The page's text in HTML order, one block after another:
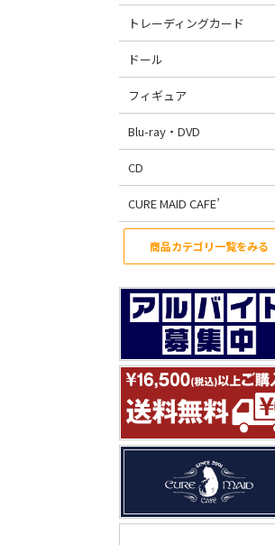
トレーディングカード
ドール
フィギュア
Blu-ray・DVD
CD
CURE MAID CAFE’
商品カテゴリ一覧をみる